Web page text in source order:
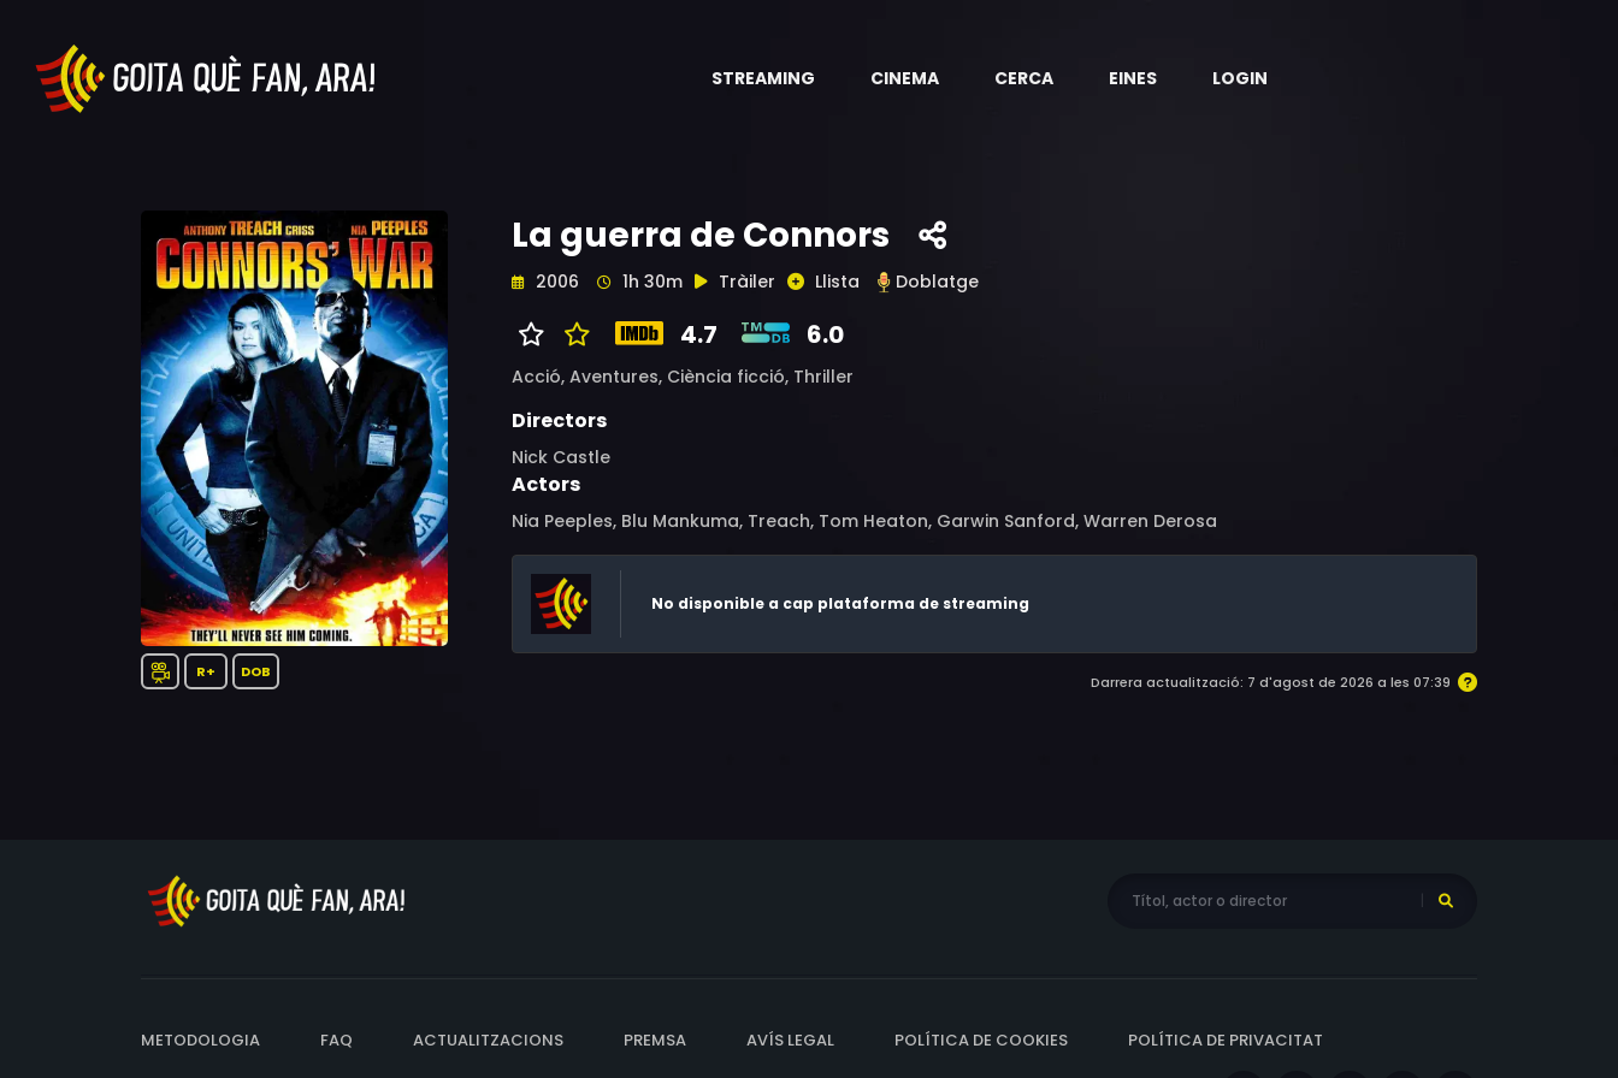
STREAMING CINEMA CERCA EINES LOGIN
R+ DOB
La guerra de Connors
2006 1h 30m Tràiler Llista Doblatge
4.7 6.0
Acció, Aventures, Ciència ficció, Thriller
Directors
Nick Castle
Actors
Nia Peeples, Blu Mankuma, Treach, Tom Heaton, Garwin Sanford, Warren Derosa
No disponible a cap plataforma de streaming
Darrera actualització: 7 d'agost de 2026 a les 07:39
METODOLOGIA FAQ ACTUALITZACIONS PREMSA AVÍS LEGAL POLÍTICA DE COOKIES POLÍTICA DE PRIVACITAT